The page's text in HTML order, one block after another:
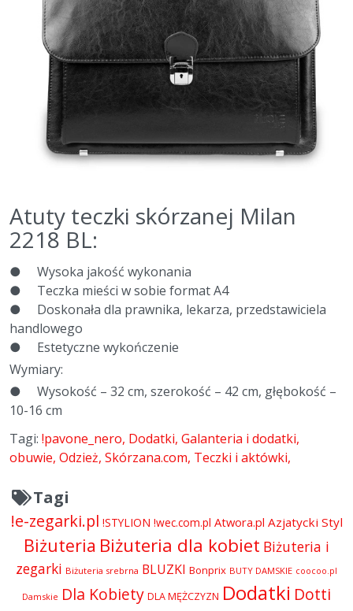
Atuty teczki skórzanej Milan
2218 BL:
● Wysoka jakość wykonania
● Teczka mieści w sobie format A4
● Doskonała dla prawnika, lekarza, przedstawiciela
handlowego
● Estetyczne wykończenie
Wymiary:
● Wysokość – 32 cm, szerokość – 42 cm, głębokość –
10-16 cm
Tagi: !pavone_nero Dodatki Galanteria i dodatki
obuwie Odzież Skórzana.com Teczki i aktówki
Tagi
!e-zegarki.pl !STYLION !wec.com.pl Atwora.pl Azjatycki Styl
Biżuteria Biżuteria dla kobiet Biżuteria i
zegarki Biżuteria srebrna BLUZKI Bonprix BUTY DAMSKIE coocoo.pl
Damskie Dla Kobiety DLA MĘŻCZYZN Dodatki Dotti